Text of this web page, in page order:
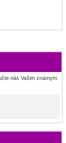
nás Vašim známym